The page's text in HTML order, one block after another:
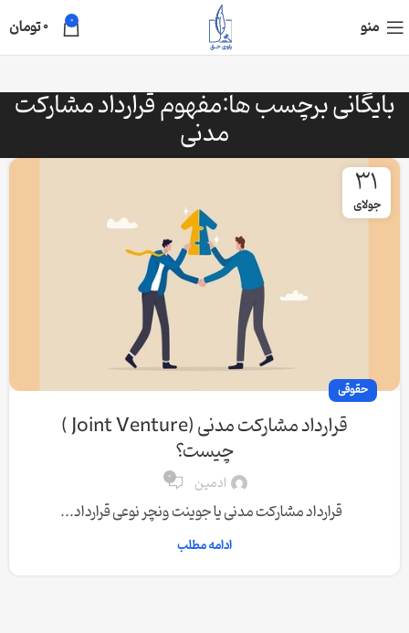
منو 0
0تومان
بایگانی برچسب ها:مفهوم قرارداد مشارکت
مدنی
31
جولای
حقوقی
قرارداد مشارکت مدنی (Joint Venture )
چیست؟
ادمین 0
قرارداد مشارکت مدنی یا جوینت ونچر نوعی قرارداد...
ادامه مطلب